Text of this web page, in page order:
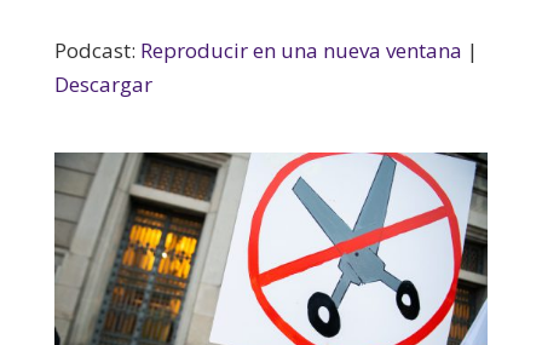
Podcast: Reproducir en una nueva ventana |
Descargar